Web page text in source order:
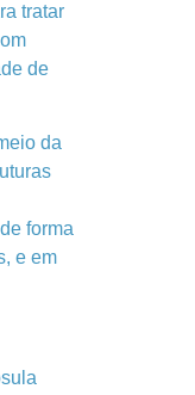
tratar
de
da
forma
e em